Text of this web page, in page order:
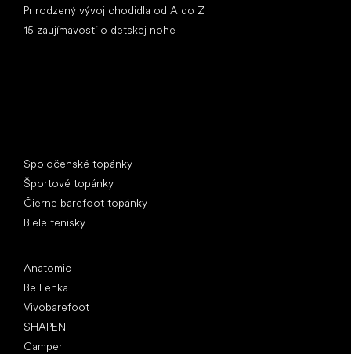
Prirodzený vývoj chodidla od A do Z
15 zaujímavostí o detskej nohe
Spoločenské topánky
Športové topánky
Čierne barefoot topánky
Biele tenisky
Anatomic
Be Lenka
Vivobarefoot
SHAPEN
Camper